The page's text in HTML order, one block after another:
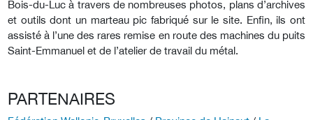
Bois-du-Luc à travers de nombreuses photos, plans d’archives
et outils dont un marteau pic fabriqué sur le site. Enfin, ils ont
assisté à l’une des rares remise en route des machines du puits
Saint-Emmanuel et de l’atelier de travail du métal.
PARTENAIRES